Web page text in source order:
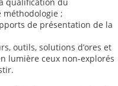
méthodologie ;
de présentation de la
outils, solutions d’ores et
lumière ceux non-explorés